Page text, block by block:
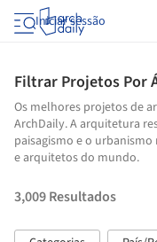
Iniciar sessão
Filtrar Projetos Por
Os melhores projetos de
ArchDaily. A arquitetura
paisagismo e o
e arquitetos do mundo.
3,009Resultados